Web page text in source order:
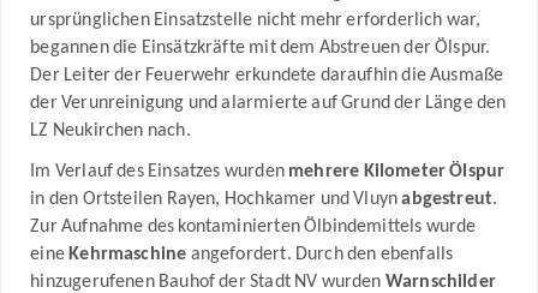
ursprünglichen Einsatzstelle nicht mehr erforderlich war,
begannen die Einsätzkräfte mit dem Abstreuen der Ölspur.
Der Leiter der Feuerwehr erkundete daraufhin die Ausmaße
der Verunreinigung und alarmierte auf Grund der Länge den
LZ Neukirchen nach.
Im Verlauf des Einsatzes wurden mehrere Kilometer Ölspur
in den Ortsteilen Rayen, Hochkamer und Vluynabgestreut.
Zur Aufnahme des kontaminierten Ölbindemittels wurde
eine Kehrmaschine angefordert. Durch den ebenfalls
hinzugerufenen Bauhof der Stadt NV wurden Warnschilder